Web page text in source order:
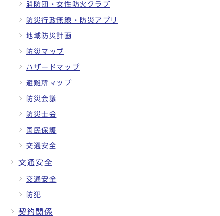
消防団・女性防火クラブ
防災行政無線・防災アプリ
地域防災計画
防災マップ
ハザードマップ
避難所マップ
防災会議
防災士会
国民保護
交通安全
交通安全
交通安全
防犯
契約関係